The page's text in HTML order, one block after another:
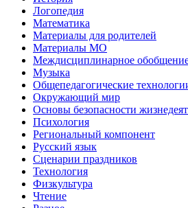
Логопедия
Математика
Материалы для родителей
Материалы МО
Междисциплинарное
Музыка
Общепедагогические
Окружающий мир
Основы безопасности
Психология
Региональный компонент
Русский язык
Сценарии праздников
Технология
Физкультура
Чтение